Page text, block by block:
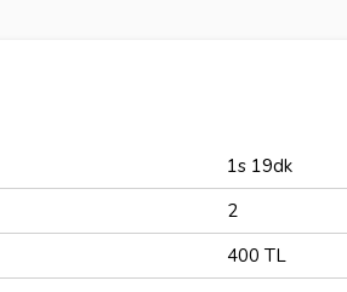
1s 19dk
2
400 TL